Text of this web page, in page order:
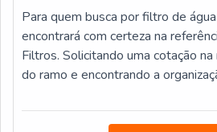
Para quem busca por filtro de
encontrará com certeza na
Filtros. Solicitando uma cotação
do ramo e encontrando a
GELADA DE PAREDESe alguém